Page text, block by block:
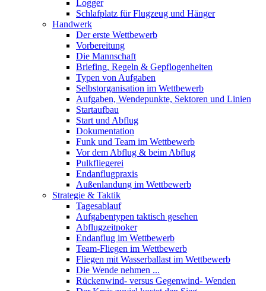
Logger
Schlafplatz für Flugzeug und Hänger
Handwerk
Der erste Wettbewerb
Vorbereitung
Die Mannschaft
Briefing, Regeln & Gepflogenheiten
Typen von Aufgaben
Selbstorganisation im Wettbewerb
Aufgaben, Wendepunkte, Sektoren und Linien
Startaufbau
Start und Abflug
Dokumentation
Funk und Team im Wettbewerb
Vor dem Abflug & beim Abflug
Pulkfliegerei
Endanflugpraxis
Außenlandung im Wettbewerb
Strategie & Taktik
Tagesablauf
Aufgabentypen taktisch gesehen
Abflugzeitpoker
Endanflug im Wettbewerb
Team-Fliegen im Wettbewerb
Fliegen mit Wasserballast im Wettbewerb
Die Wende nehmen ...
Rückenwind- versus Gegenwind- Wenden